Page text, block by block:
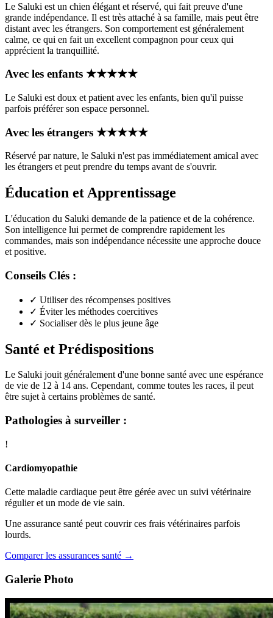
Le Saluki est un chien élégant et réservé, qui fait preuve d'une
grande indépendance. Il est très attaché à sa famille, mais peut être
distant avec les étrangers. Son comportement est généralement
calme, ce qui en fait un excellent compagnon pour ceux qui
apprécient la tranquillité.
Avec les enfants ★★★★★
Le Saluki est doux et patient avec les enfants, bien qu'il puisse
parfois préférer son espace personnel.
Avec les étrangers ★★★★★
Réservé par nature, le Saluki n'est pas immédiatement amical avec
les étrangers et peut prendre du temps avant de s'ouvrir.
Éducation et Apprentissage
L'éducation du Saluki demande de la patience et de la cohérence.
Son intelligence lui permet de comprendre rapidement les
commandes, mais son indépendance nécessite une approche douce
et positive.
Conseils Clés :
✓ Utiliser des récompenses positives
✓ Éviter les méthodes coercitives
✓ Socialiser dès le plus jeune âge
Santé et Prédispositions
Le Saluki jouit généralement d'une bonne santé avec une espérance
de vie de 12 à 14 ans. Cependant, comme toutes les races, il peut
être sujet à certains problèmes de santé.
Pathologies à surveiller :
!
Cardiomyopathie
Cette maladie cardiaque peut être gérée avec un suivi vétérinaire
régulier et un mode de vie sain.
Une assurance santé peut couvrir ces frais vétérinaires parfois
lourds.
Comparer les assurances santé →
Galerie Photo